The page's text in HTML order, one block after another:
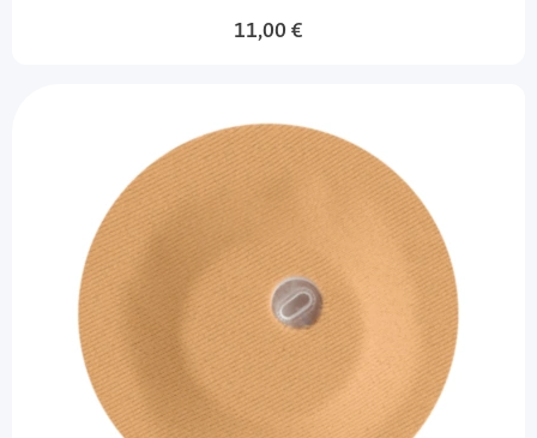
Sonderangebot
11,00 €